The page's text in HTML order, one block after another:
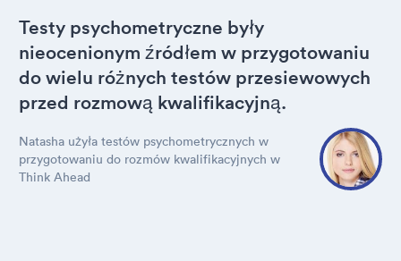
Testy psychometryczne były
nieocenionym źródłem w przygotowaniu
do wielu różnych testów przesiewowych
przed rozmową kwalifikacyjną.
Natasha użyła testów psychometrycznych w
przygotowaniu do rozmów kwalifikacyjnych w
Think Ahead